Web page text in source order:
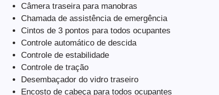
Câmera traseira para manobras
Chamada de assistência de emergência
Cintos de 3 pontos para todos ocupantes
Controle automático de descida
Controle de estabilidade
Controle de tração
Desembaçador do vidro traseiro
Encosto de cabeça para todos ocupantes